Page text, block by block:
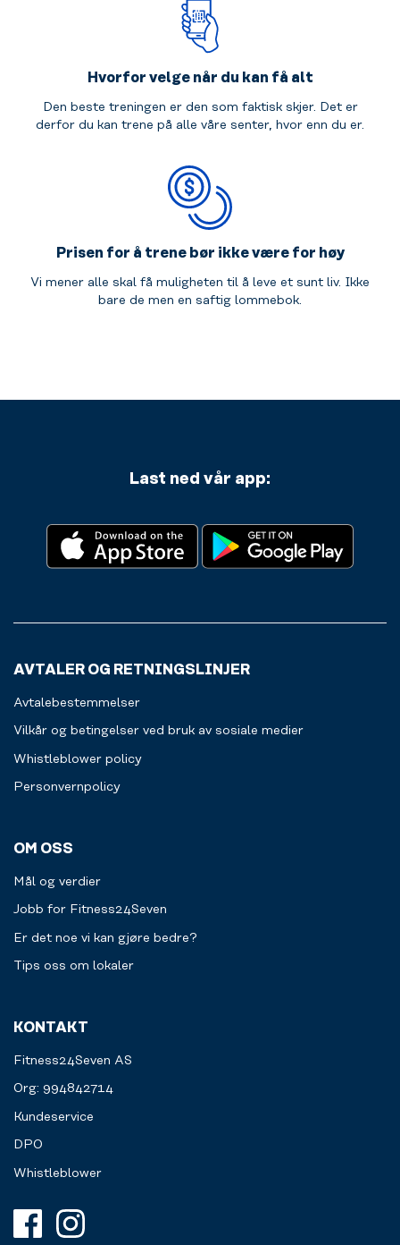
Hvorfor velge når du kan få alt
Den beste treningen er den som faktisk skjer. Det er
derfor du kan trene på alle våre senter, hvor enn du er.
Prisen for å trene bør ikke være for høy
Vi mener alle skal få muligheten til å leve et sunt liv. Ikke
bare de men en saftig lommebok.
Last ned vår app:
AVTALER OG RETNINGSLINJER
Avtalebestemmelser
Vilkår og betingelser ved bruk av sosiale medier
Whistleblower policy
Personvernpolicy
OM OSS
Mål og verdier
Jobb for Fitness24Seven
Er det noe vi kan gjøre bedre?
Tips oss om lokaler
KONTAKT
Fitness24Seven AS
Org: 994842714
Kundeservice
DPO
Whistleblower